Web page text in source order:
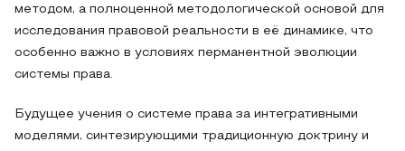
методом, а полноценной методологической основой для
исследования правовой реальности в её динамике, что
особенно важно в условиях перманентной эволюции
системы права.
Будущее учения о системе права за интегративными
моделями, синтезирующими традиционную доктрину и